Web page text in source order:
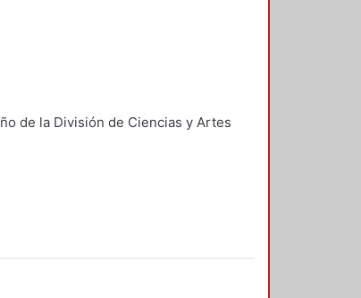
de la División de Ciencias y Artes